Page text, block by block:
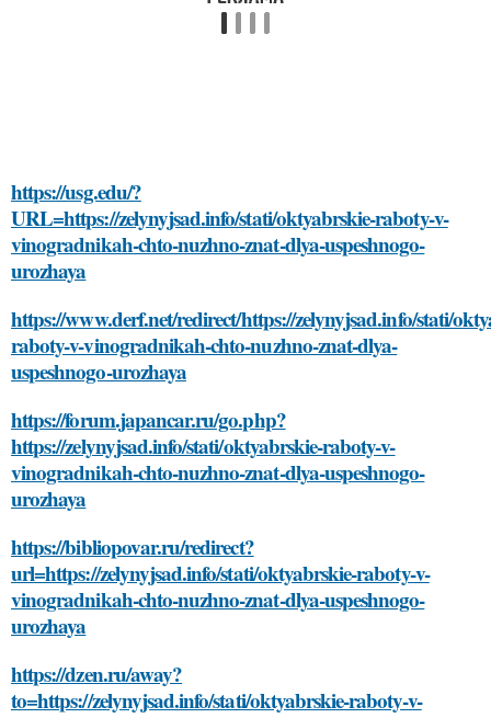
https://usg.edu/?
URL=https://zelynyjsad.info/stati/oktyabrskie-raboty-v-
vinogradnikah-chto-nuzhno-znat-dlya-uspeshnogo-
urozhaya
https://www.derf.net/redirect/https://zelynyjsad.info/stati/
raboty-v-vinogradnikah-chto-nuzhno-znat-dlya-
uspeshnogo-urozhaya
https://forum.japancar.ru/go.php?
https://zelynyjsad.info/stati/oktyabrskie-raboty-v-
vinogradnikah-chto-nuzhno-znat-dlya-uspeshnogo-
urozhaya
https://bibliopovar.ru/redirect?
url=https://zelynyjsad.info/stati/oktyabrskie-raboty-v-
vinogradnikah-chto-nuzhno-znat-dlya-uspeshnogo-
urozhaya
https://dzen.ru/away?
to=https://zelynyjsad.info/stati/oktyabrskie-raboty-v-